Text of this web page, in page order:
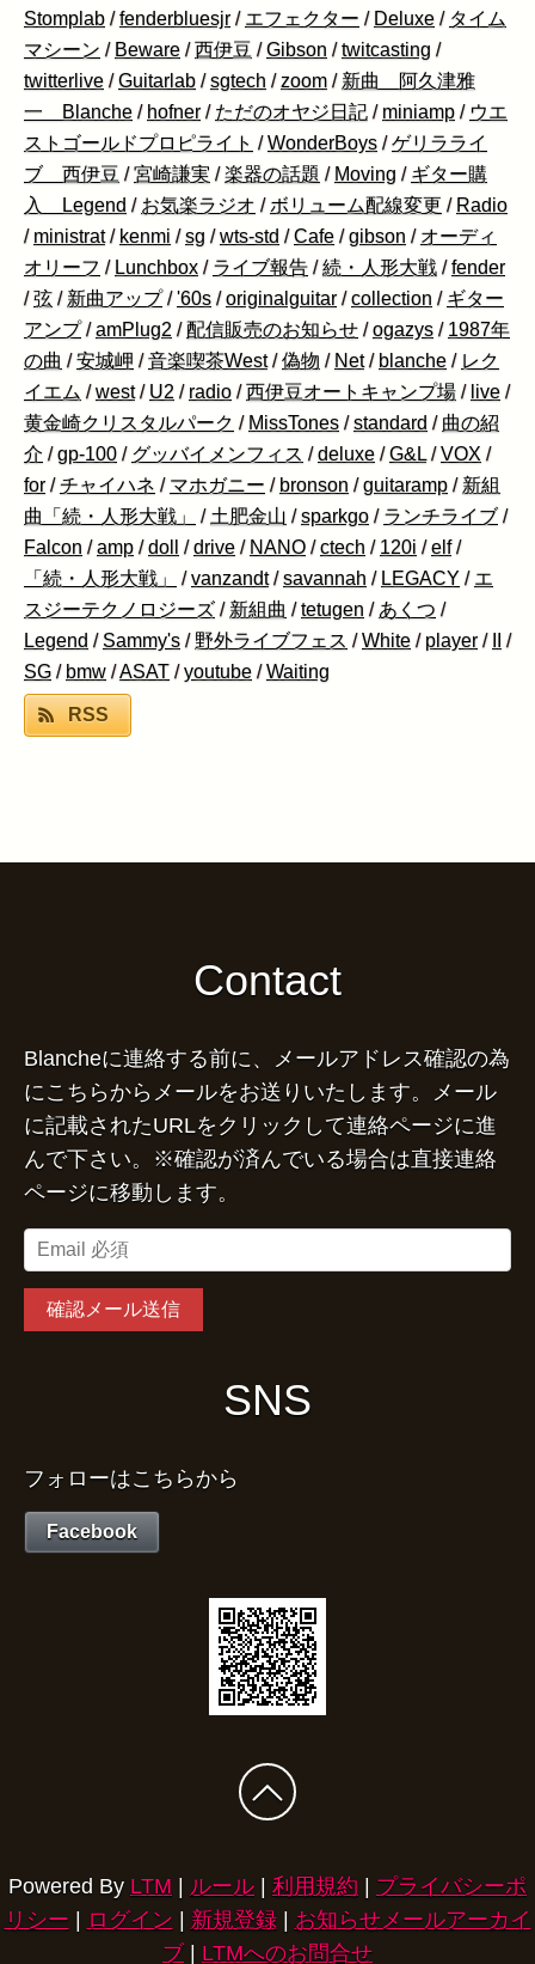
Stomplab /fenderbluesjr / エフェクター / Deluxe / タイム
マシーン / Beware / 西伊豆 /Gibson /twitcasting /
twitterlive /Guitarlab /sgtech /zoom / 新曲 阿久津雅
一 Blanche / hofner / ただのオヤジ日記 / miniamp / ウエ
ストゴールドプロピライト /WonderBoys /ゲリラライ
ブ 西伊豆 /宮崎謙実 /楽器の話題 / Moving / ギター購
入 Legend / お気楽ラジオ /ボリューム配線変更 / Radio
/ ministrat / kenmi /sg /wts-std /Cafe /gibson / オーディ
オリーフ / Lunchbox / ライブ報告 /続・人形大戦 /fender
/弦 / 新曲アップ /'60s /originalguitar /collection / ギター
アンプ /amPlug2 / 配信販売のお知らせ /ogazys / 1987年
の曲 /安城岬 /音楽喫茶West /偽物 / Net / blanche / レク
イエム /west / U2 / radio / 西伊豆オートキャンプ場 / live /
黄金崎クリスタルパーク / MissTones /standard / 曲の紹
介 /gp-100 / グッバイメンフィス /deluxe /G&L /VOX /
for /チャイハネ / マホガニー / bronson /guitaramp / 新組
曲「続・人形大戦」
/土肥金山 /sparkgo / ランチライブ /
Falcon /amp /doll /drive / NANO /ctech / 120i /elf /
「続・人形大戦」
/vanzandt /savannah / LEGACY / エ
スジーテクノロジーズ / 新組曲 /tetugen / あくつ /
Legend /Sammy's /野外ライブフェス /White / player /
/
SG / bmw /ASAT /youtube /Waiting
RSS
Contact
Blancheに連絡する前に、メールアドレス確認の為
にこちらからメールをお送りいたします。メール
に記載されたURLをクリックして連絡ページに進
んで下さい。※確認が済んでいる場合は直接連絡
ページに移動します。
SNS
フォローはこちらから
Facebook
Powered By LTM | ルール | 利用規約 | プライバシーポ
リシー | ログイン | 新規登録| お知らせメールアーカイ
ブ| LTMへのお問合せ